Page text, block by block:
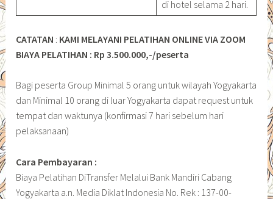
di hotel selama 2 hari.
CATATAN : KAMI MELAYANI PELATIHAN ONLINE VIA ZOOM
BIAYA PELATIHAN : Rp 3.500.000,-/peserta
Bagi peserta Group Minimal 5 orang untuk wilayah Yogyakarta
dan Minimal 10 orang di luar Yogyakarta dapat request untuk
tempat dan waktunya (konfirmasi 7 hari sebelum hari
pelaksanaan)
Cara Pembayaran :
Biaya Pelatihan DiTransfer Melalui Bank Mandiri Cabang
Yogyakarta a.n. Media Diklat Indonesia No. Rek : 137-00-